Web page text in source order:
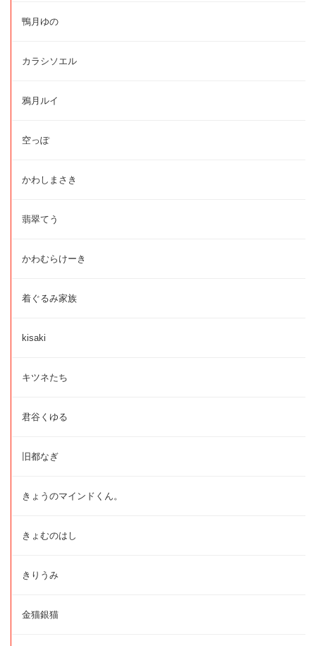
鴨月ゆの
カラシソエル
鴉月ルイ
空っぽ
かわしまさき
翡翠てう
かわむらけーき
着ぐるみ家族
kisaki
キツネたち
君谷くゆる
旧都なぎ
きょうのマインドくん。
きょむのはし
きりうみ
金猫銀猫